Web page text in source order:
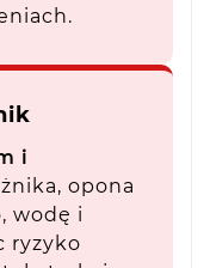
i
opona
wodę i
ryzyko